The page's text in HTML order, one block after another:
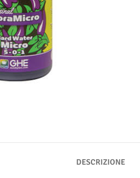
DESCRIZIONE